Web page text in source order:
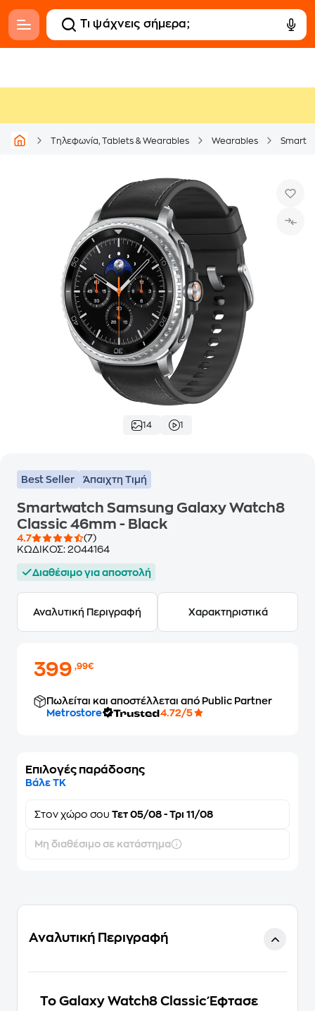
Τηλεφωνία, Tablets & Wearables Wearables
14 1
Best Seller Άπαιχτη Τιμή
Smartwatch Samsung Galaxy Watch8
Classic 46mm - Black
4.7
(7)
ΚΩΔΙΚΟΣ: 2044164
Διαθέσιμο για αποστολή
Αναλυτική Περιγραφή Χαρακτηριστικά
399,99€
Πωλείται και αποστέλλεται από Public Partner
Metrostore
4.72/5
Επιλογές παράδοσης
Βάλε ΤΚ
Στον χώρο σου Τετ 05/08 - Τρι 11/08
Μη διαθέσιμο σε κατάστημα
Αναλυτική Περιγραφή
Το Galaxy Watch8 Classic Έφτασε